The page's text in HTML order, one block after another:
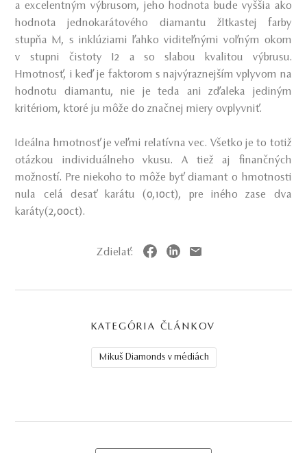
a excelentným výbrusom, jeho hodnota bude vyššia ako
hodnota jednokarátového diamantu žltkastej farby
stupňa M, s inklúziami ľahko viditeľnými voľným okom
v stupni čistoty I2 a so slabou kvalitou výbrusu.
Hmotnosť, i keď je faktorom s najvýraznejším vplyvom na
hodnotu diamantu, nie je teda ani zďaleka jediným
kritériom, ktoré ju môže do značnej miery ovplyvniť.
Ideálna hmotnosť je veľmi relatívna vec. Všetko je to totiž
otázkou individuálneho vkusu. A tiež aj finančných
možností. Pre niekoho to môže byť diamant o hmotnosti
nula celá desať karátu (0,10ct), pre iného zase dva
karáty(2,00ct).
Zdielať:
KATEGÓRIA ČLÁNKOV
Mikuš Diamonds v médiách